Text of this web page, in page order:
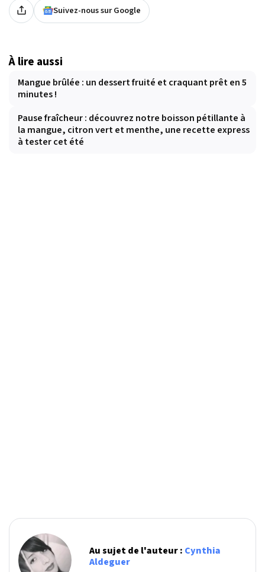
Suivez-nous sur Google
À lire aussi
Mangue brûlée : un dessert fruité et craquant prêt en 5
minutes !
Pause fraîcheur : découvrez notre boisson pétillante à
la mangue, citron vert et menthe, une recette express
à tester cet été
Au sujet de l'auteur : Cynthia
Aldeguer